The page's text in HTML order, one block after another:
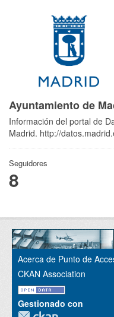
Ayuntamiento de
Información del portal de
Madrid. http://
Seguidores
8
Acerca de Punto de
CKAN Association
Gestionado con